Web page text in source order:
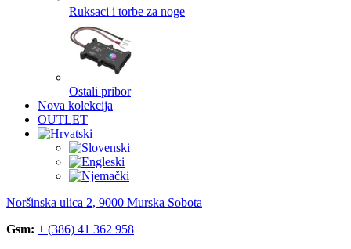
Ruksaci i torbe za noge
Ostali pribor
Nova kolekcija
OUTLET
Noršinska ulica 2, 9000 Murska Sobota
Gsm: + (386) 41 362 958